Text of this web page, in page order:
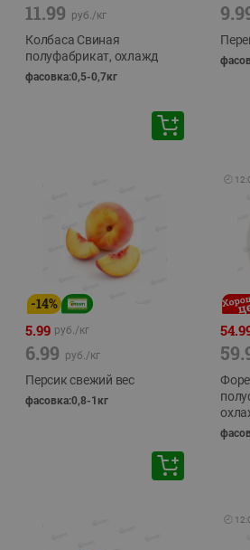
11.99 руб./кг
Колбаса Свиная
полуфабрикат, охлажд
фасовка:0,5-0,7кг
-14%
5.99 руб./кг
6.99 руб./кг
Персик свежий вес
фасовка:0,8-1кг
🕘
🕘